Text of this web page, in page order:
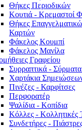
Θήκες Περιοδικών
Κουτιά - Κρεμαστοί
Θήκες
Καρτών
Φάκελος Κουμπί
Φάκελος Μανίλα
Γραφείου
Συρραπτικά -
Χαρτάκια
Πινέζες - Καρφίτσες
Περφορατέρ
Ψαλίδια - Κοπίδια
Κόλλες - Κολλητικές
Συνδετήρες -